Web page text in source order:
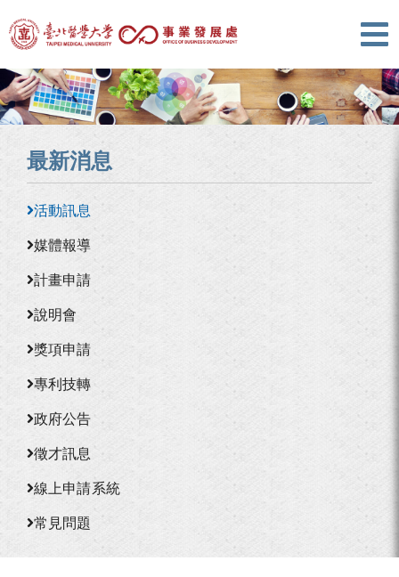
最新消息
活動訊息
媒體報導
計畫申請
說明會
獎項申請
專利技轉
政府公告
徵才訊息
線上申請系統
常見問題